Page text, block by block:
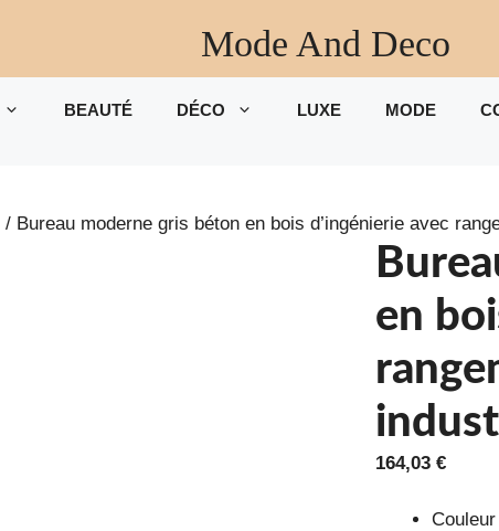
Mode And Deco
BEAUTÉ DÉCO LUXE MODE
/ Bureau moderne gris béton en bois d’ingénierie avec
en
164,03 €